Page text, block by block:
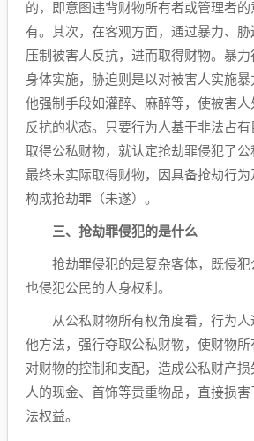
的，即意图违背财物所有者或管理者
有。其次，在客观方面，通过暴力、胁
压制被害人反抗，进而取得财物。暴
身体实施，胁迫则是以对被害人实施
他强制手段如灌醉、麻醉等，使被害
反抗的状态。只要行为人基于非法占
取得公私财物，就认定抢劫罪侵犯了
最终未实际取得财物，因具备抢劫行
构成抢劫罪（未遂）。
三、抢劫罪侵犯的是什么
抢劫罪侵犯的是复杂客体，既侵犯
也侵犯公民的人身权利。
从公私财物所有权角度看，行为
他方法，强行夺取公私财物，使财物
对财物的控制和支配，造成公私财产
人的现金、首饰等贵重物品，直接损
法权益。